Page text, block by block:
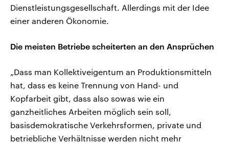
Dienstleistungsgesellschaft. Allerdings mit der Idee
einer anderen Ökonomie.
Die meisten Betriebe scheiterten an den Ansprüchen
„Dass man Kollektiveigentum an Produktionsmitteln
hat, dass es keine Trennung von Hand- und
Kopfarbeit gibt, dass also sowas wie ein
ganzheitliches Arbeiten möglich sein soll,
basisdemokratische Verkehrsformen, private und
betriebliche Verhältnisse werden nicht mehr